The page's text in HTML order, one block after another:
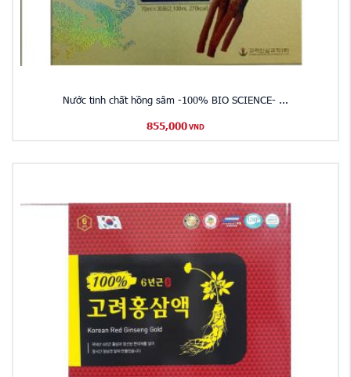
Nước tinh chất hồng sâm -100% BIO SCIENCE- ...
855,000 VND